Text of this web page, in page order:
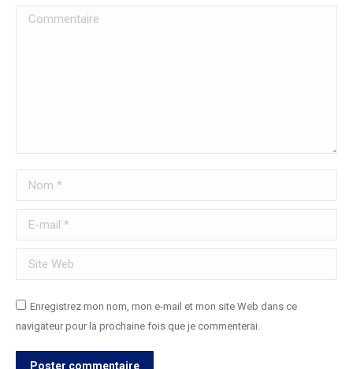
Commentaire
Nom *
E-mail *
Site Web
Enregistrez mon nom, mon e-mail et mon site Web dans ce
navigateur pour la prochaine fois que je commenterai.
Poster commentaire